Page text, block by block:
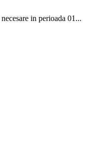
in perioada 01...